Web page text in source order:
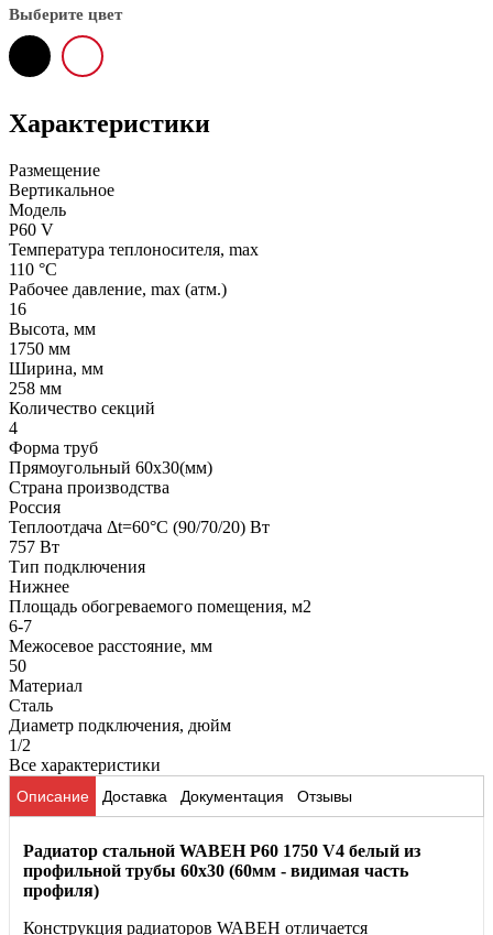
Выберите цвет
Характеристики
Размещение
Вертикальное
Модель
P60 V
Температура теплоносителя, max
110 °C
Рабочее давление, max (атм.)
16
Высота, мм
1750 мм
Ширина, мм
258 мм
Количество секций
4
Форма труб
Прямоугольный 60х30(мм)
Страна производства
Россия
Теплоотдача Δt=60°C (90/70/20) Вт
757 Вт
Тип подключения
Нижнее
Площадь обогреваемого помещения, м2
6-7
Межосевое расстояние, мм
50
Материал
Сталь
Диаметр подключения, дюйм
1/2
Все характеристики
Описание Доставка Документация Отзывы
Радиатор стальной WABEH P60 1750 V4 белый из
профильной трубы 60х30 (60мм - видимая часть
профиля)
Конструкция радиаторов WABEH отличается